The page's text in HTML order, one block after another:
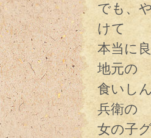
でも、
けて
本当に
地元の
食いし
兵衛の
女の子